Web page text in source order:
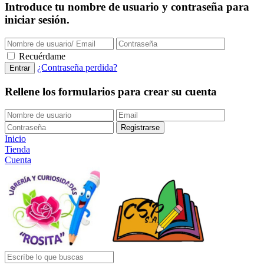
Introduce tu nombre de usuario y contraseña para
iniciar sesión.
Recuérdame
¿Contraseña perdida?
Rellene los formularios para crear su cuenta
Inicio
Tienda
Cuenta